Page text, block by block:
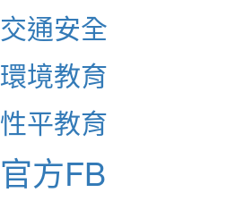
交通安全
環境教育
性平教育
官方FB